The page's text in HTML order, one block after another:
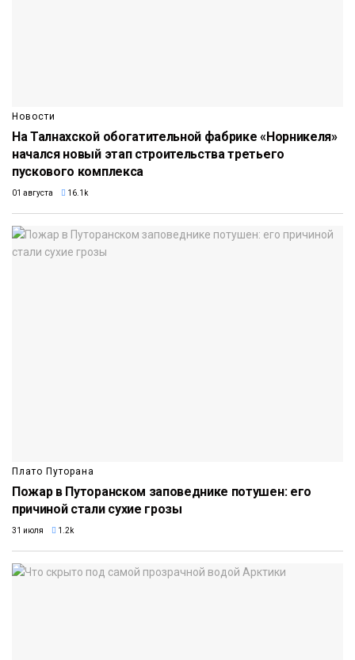
Новости
На Талнахской обогатительной фабрике «Норникеля»
начался новый этап строительства третьего
пускового комплекса
01 августа 16.1k
Плато Путорана
Пожар в Путоранском заповеднике потушен: его
причиной стали сухие грозы
31 июля 1.2k